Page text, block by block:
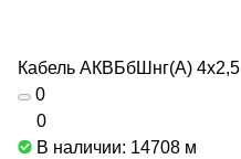
Кабель АКВБбШнг(А) 4х2,5
0
0
В наличии: 14708 м